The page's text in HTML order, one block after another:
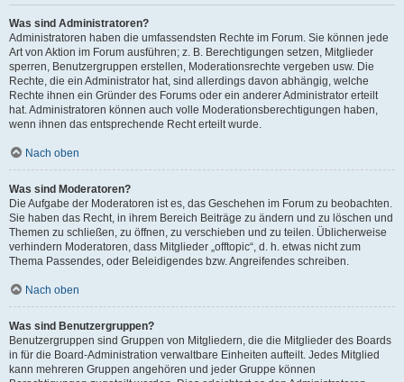
Was sind Administratoren?
Administratoren haben die umfassendsten Rechte im Forum. Sie können jede
Art von Aktion im Forum ausführen; z. B. Berechtigungen setzen, Mitglieder
sperren, Benutzergruppen erstellen, Moderationsrechte vergeben usw. Die
Rechte, die ein Administrator hat, sind allerdings davon abhängig, welche
Rechte ihnen ein Gründer des Forums oder ein anderer Administrator erteilt
hat. Administratoren können auch volle Moderationsberechtigungen haben,
wenn ihnen das entsprechende Recht erteilt wurde.
Nach oben
Was sind Moderatoren?
Die Aufgabe der Moderatoren ist es, das Geschehen im Forum zu beobachten.
Sie haben das Recht, in ihrem Bereich Beiträge zu ändern und zu löschen und
Themen zu schließen, zu öffnen, zu verschieben und zu teilen. Üblicherweise
verhindern Moderatoren, dass Mitglieder „offtopic“, d. h. etwas nicht zum
Thema Passendes, oder Beleidigendes bzw. Angreifendes schreiben.
Nach oben
Was sind Benutzergruppen?
Benutzergruppen sind Gruppen von Mitgliedern, die die Mitglieder des Boards
in für die Board-Administration verwaltbare Einheiten aufteilt. Jedes Mitglied
kann mehreren Gruppen angehören und jeder Gruppe können